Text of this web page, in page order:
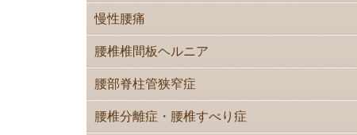
慢性腰痛
腰椎椎間板ヘルニア
腰部脊柱管狭窄症
腰椎分離症・腰椎すべり症